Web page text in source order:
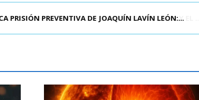
AGENDA CONTRA EL CRIMEN ORGANIZADO Y EL ...